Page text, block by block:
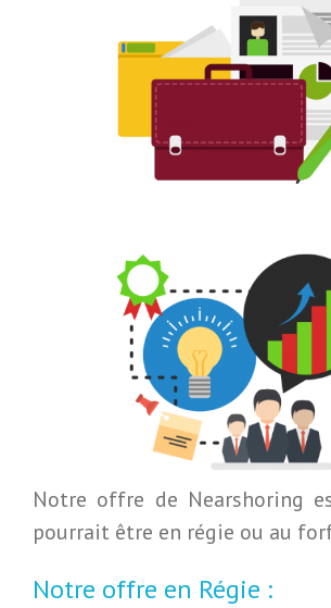
Notre offre de Nearshoring
pourrait être en régie ou au
Notre offre en Régie :